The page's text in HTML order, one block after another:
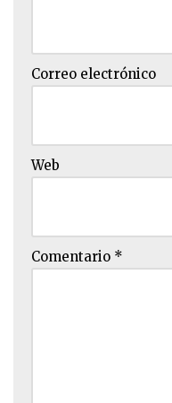
Correo electrónico
Web
Comentario *